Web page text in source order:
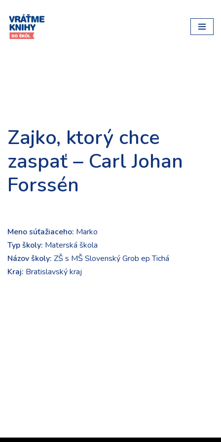
Preskočiť
na
Zajko, ktorý chce
zaspať – Carl Johan
Forssén
Meno súťažiaceho: Marko
Typ školy: Materská škola
Názov školy: ZŠ s MŠ Slovenský Grob ep Tichá
Kraj: Bratislavský kraj